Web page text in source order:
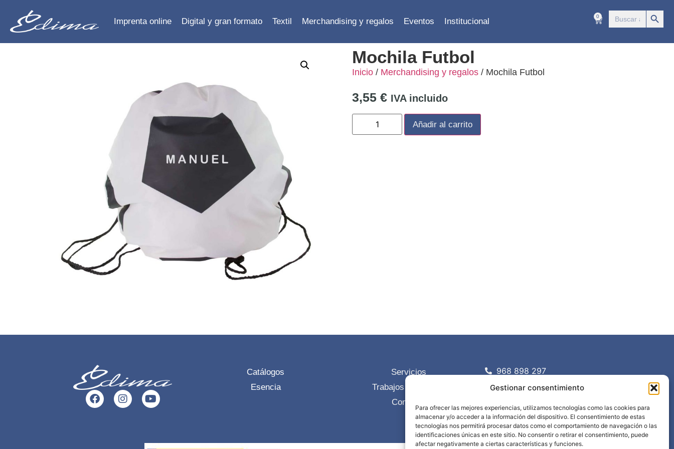
Gestionar consentimiento
Para ofrecer las mejores experiencias, utilizamos tecnologías como las cookies para
almacenar y/o acceder a la información del dispositivo. El consentimiento de estas
tecnologías nos permitirá procesar datos como el comportamiento de navegación o las
identificaciones únicas en este sitio. No consentir o retirar el consentimiento, puede
afectar negativamente a ciertas características y funciones.
Imprenta online Digital y gran formato Textil Merchandising y regalos Eventos Institucional
0 Buscar: Botón
Mochila Futbol
Inicio / Merchandising y regalos / Mochila Futbol
3,55 € IVA incluido
Añadir al carrito
Catálogos
Esencia
Servicios
Trabajos realizados
Contacto
968 898 297
info@edima.es
Aviso legal